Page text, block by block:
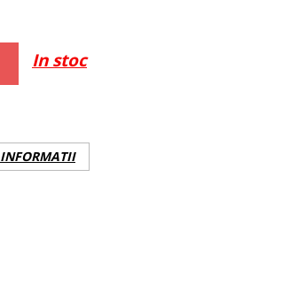
In stoc
INFORMATII